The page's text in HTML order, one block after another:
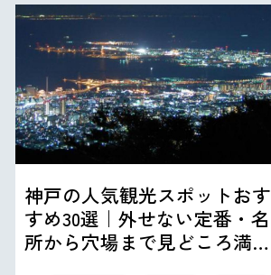
神戸の人気観光スポットおす
すめ30選｜外せない定番・名
所から穴場まで見どころ満載